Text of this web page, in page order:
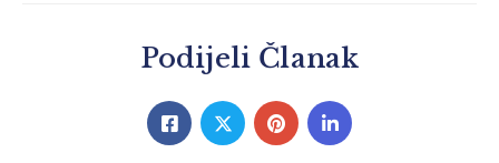
Podijeli Članak